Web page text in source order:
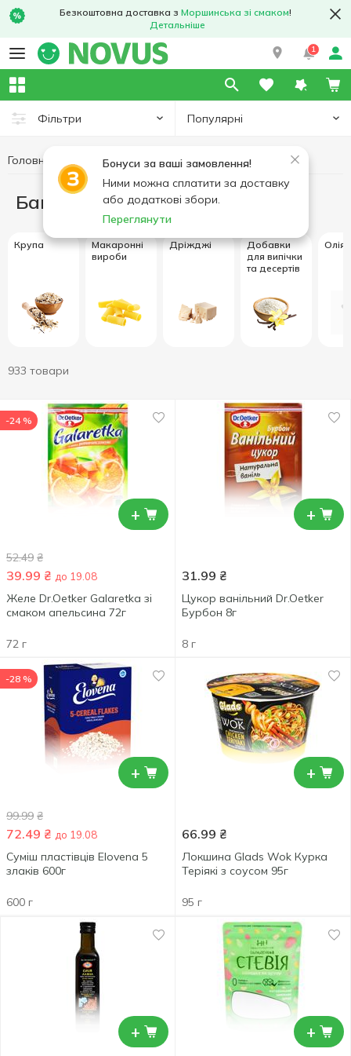
Безкоштовна доставка з Моршинська зі смаком!
Детальніше
1
Фільтри Популярні
Бонуси за ваші замовлення!
Ними можна сплатити за доставку
або додаткові збори.
Переглянути
Головна Бакалія
Бакалія
Крупа
Макаронні
вироби
Дріжджі
Добавки
для випічки
та десертів
Олія
933 товари
+
-24 %
52.49 ₴
39.99 ₴ до 19.08
Желе Dr.Oetker Galaretka зі
смаком апельсина 72г
72 г
+
31.99 ₴
Цукор ванільний Dr.Oetker
Бурбон 8г
8 г
+
-28 %
99.99 ₴
72.49 ₴ до 19.08
Суміш пластівців Elovena 5
злаків 600г
600 г
+
66.99 ₴
Локшина Glads Wok Курка
Теріякі з соусом 95г
95 г
+ +